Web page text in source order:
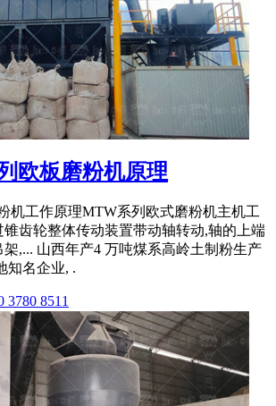
欧板磨粉机原理
机工作原理MTW系列欧式磨粉机主机工
锥齿轮整体传动装置带动轴转动,轴的上端
,... 山西年产4 万吨煤系高岭土制粉生产
知名企业, .
3780 8511